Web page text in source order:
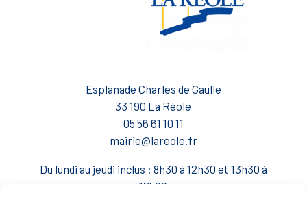
Esplanade Charles de Gaulle
33 190 La Réole
05 56 61 10 11
mairie@lareole.fr
Du lundi au jeudi inclus : 8h30 à 12h30 et 13h30 à
17h00